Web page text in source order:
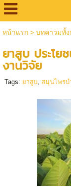
หน้าแรก> บทคาวมทั้
ยาสูบ ประโ
งานวิจัย
Tags: ยาสูบ, สมุนไพรบ